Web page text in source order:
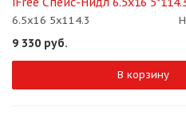
6.5x16 5x114.3
9 330 руб.
В корзину